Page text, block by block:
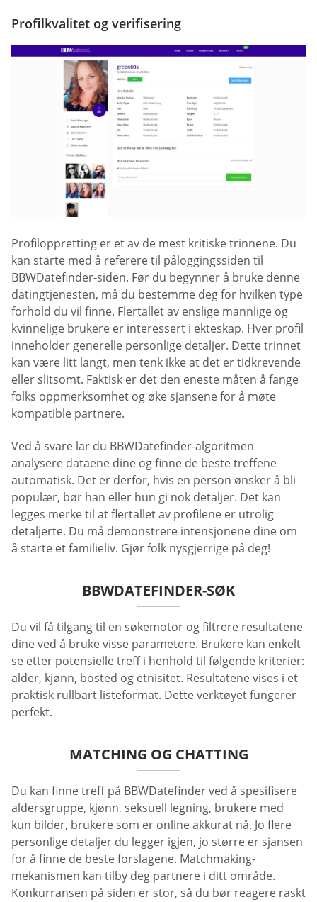
Profilkvalitet og verifisering
Profiloppretting er et av de mest kritiske trinnene. Du
kan starte med å referere til påloggingssiden til
BBWDatefinder-siden. Før du begynner å bruke denne
datingtjenesten, må du bestemme deg for hvilken type
forhold du vil finne. Flertallet av enslige mannlige og
kvinnelige brukere er interessert i ekteskap. Hver profil
inneholder generelle personlige detaljer. Dette trinnet
kan være litt langt, men tenk ikke at det er tidkrevende
eller slitsomt. Faktisk er det den eneste måten å fange
folks oppmerksomhet og øke sjansene for å møte
kompatible partnere.
Ved å svare lar du BBWDatefinder-algoritmen
analysere dataene dine og finne de beste treffene
automatisk. Det er derfor, hvis en person ønsker å bli
populær, bør han eller hun gi nok detaljer. Det kan
legges merke til at flertallet av profilene er utrolig
detaljerte. Du må demonstrere intensjonene dine om
å starte et familieliv. Gjør folk nysgjerrige på deg!
BBWDATEFINDER-SØK
Du vil få tilgang til en søkemotor og filtrere resultatene
dine ved å bruke visse parametere. Brukere kan enkelt
se etter potensielle treff i henhold til følgende kriterier:
alder, kjønn, bosted og etnisitet. Resultatene vises i et
praktisk rullbart listeformat. Dette verktøyet fungerer
perfekt.
MATCHING OG CHATTING
Du kan finne treff på BBWDatefinder ved å spesifisere
aldersgruppe, kjønn, seksuell legning, brukere med
kun bilder, brukere som er online akkurat nå. Jo flere
personlige detaljer du legger igjen, jo større er sjansen
for å finne de beste forslagene. Matchmaking-
mekanismen kan tilby deg partnere i ditt område.
Konkurransen på siden er stor, så du bør reagere raskt